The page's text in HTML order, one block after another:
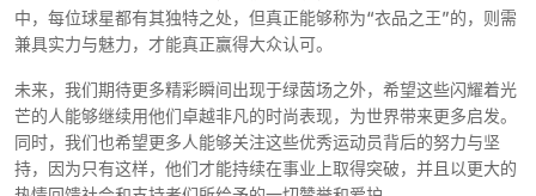
中，每位球星都有其独特之处，但真正能够称为“衣品之王”的，则需
兼具实力与魅力，才能真正赢得大众认可。
未来，我们期待更多精彩瞬间出现于绿茵场之外，希望这些闪耀着光
芒的人能够继续用他们卓越非凡的时尚表现，为世界带来更多启发。
同时，我们也希望更多人能够关注这些优秀运动员背后的努力与坚
持，因为只有这样，他们才能持续在事业上取得突破，并且以更大的